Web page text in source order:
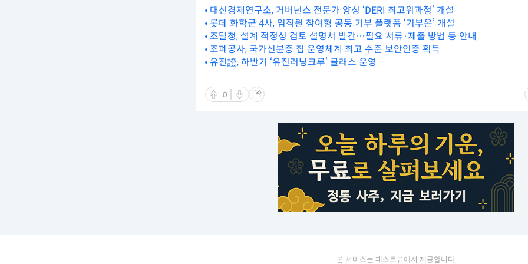
대신경제연구소, 거버넌스 전문가 양성 ‘DERI 최고위과정’ 개설
롯데 화학군 4사, 임직원 참여형 공동 기부 플랫폼 ‘기부온’ 개설
조달청, 설계 적정성 검토 설명서 발간…필요 서류·제출 방법 등 안내
조폐공사, 국가신분증 칩 운영체계 최고 수준 보안인증 획득
유진證, 하반기 ‘유진러닝크루’ 클래스 운영
0
본 서비스는 패스트뷰에서 제공합니다.